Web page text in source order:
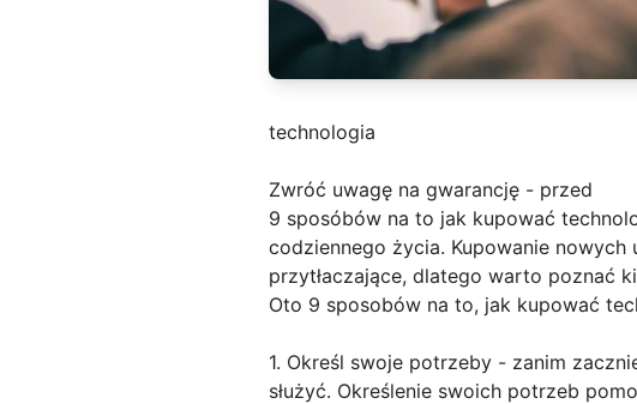
technologia
Zwróć uwagę na gwarancję - przed
9 sposóbów na to jak kupować
codziennego życia. Kupowanie
przytłaczające, dlatego warto poznać
Oto 9 sposobów na to, jak kupować
1. Określ swoje potrzeby - zanim
służyć. Określenie swoich potrzeb